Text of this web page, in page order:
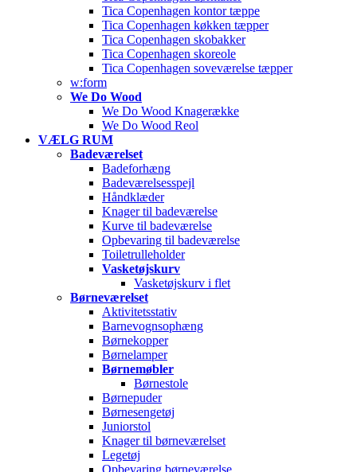
Tica Copenhagen kontor tæppe
Tica Copenhagen køkken tæpper
Tica Copenhagen skobakker
Tica Copenhagen skoreole
Tica Copenhagen soveværelse tæpper
w:form
We Do Wood
We Do Wood Knagerække
We Do Wood Reol
VÆLG RUM
Badeværelset
Badeforhæng
Badeværelsesspejl
Håndklæder
Knager til badeværelse
Kurve til badeværelse
Opbevaring til badeværelse
Toiletrulleholder
Vasketøjskurv
Vasketøjskurv i flet
Børneværelset
Aktivitetsstativ
Barnevognsophæng
Børnekopper
Børnelamper
Børnemøbler
Børnestole
Børnepuder
Børnesengetøj
Juniorstol
Knager til børneværelset
Legetøj
Opbevaring børneværelse